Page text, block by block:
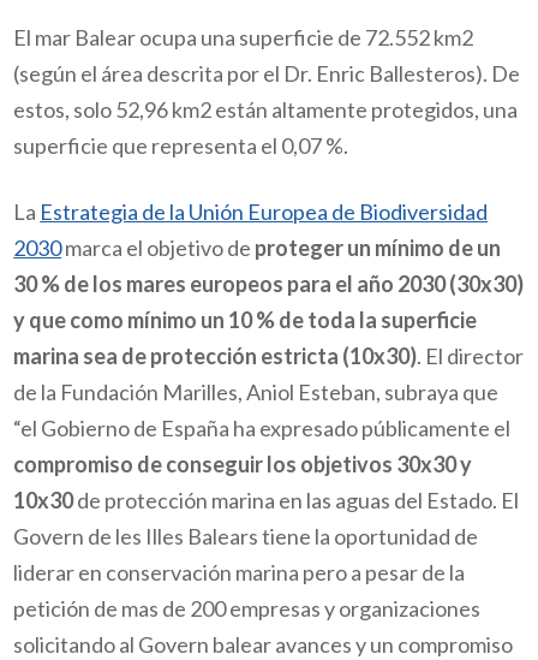
El mar Balear ocupa una superficie de 72.552 km2
(según el área descrita por el Dr. Enric Ballesteros). De
estos, solo 52,96 km2están altamente protegidos, una
superficie que representa el 0,07 %.
La Estrategia de la Unión Europea de Biodiversidad
2030marca el objetivo de proteger un mínimo de un
30 % de los mares europeos para el año 2030 (30x30)
y que como mínimo un 10 % de toda la superficie
marina sea de protección estricta (10x30). El director
de la Fundación Marilles, Aniol Esteban, subraya que
“el Gobierno de España ha expresado públicamente el
compromiso de conseguir los objetivos 30x30 y
10x30de protección marina en las aguas del Estado. El
Govern de les Illes Balears tiene la oportunidad de
liderar en conservación marina pero a pesar de la
petición de mas de 200 empresas y organizaciones
solicitando al Govern balear avances y un compromiso